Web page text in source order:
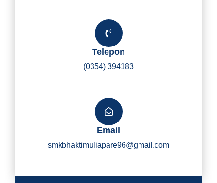
Y
I
Telepon
(0354) 394183
Email
smkbhaktimuliapare96@gmail.com